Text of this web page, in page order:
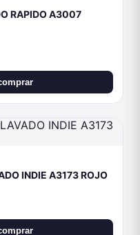
INDIE A3173 ROJO
BLANCO